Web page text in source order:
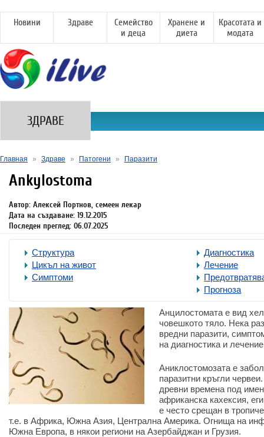
Новини Здраве
Семейство
и деца
Хранене и
диета
Красотата и
модата
ЗДРАВЕ
Главная » Здраве » Патогени » Паразити
Ankylostoma
Автор: Алексей Портнов, семеен лекар
Дата на създаване: 19.12.2015
Последен преглед: 06.07.2025
Структура
Цикъл на живот
Симптоми
Диагностика
Лечение
Прогноза
Анцилостомата е вид
човешкото тяло. Нека
вредни паразити,
на диагностика и
Аниклостомозата е
паразитни кръгли
древни времена под
африканска кахексия,
е често срещан в
т.е. в Африка, Южна Азия, Централна Америка. Огнища на
Южна Европа, в някои региони на Азербайджан и Грузия.